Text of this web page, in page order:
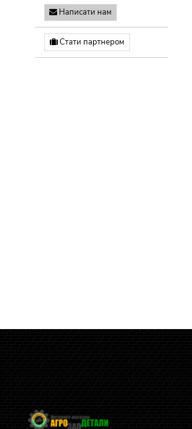
Написати нам
Стати партнером